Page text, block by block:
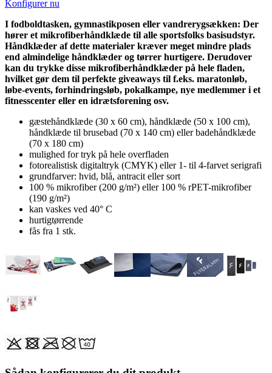
Konfigurer nu
I fodboldtasken, gymnastikposen eller vandrerygsækken: Der
hører et mikrofiberhåndklæde til alle sportsfolks basisudstyr.
Håndklæder af dette materialer kræver meget mindre plads
end almindelige håndklæder og tørrer hurtigere. Derudover
kan du trykke disse mikrofiberhåndklæder på hele fladen,
hvilket gør dem til perfekte giveaways til f.eks. maratonløb,
løbe-events, forhindringsløb, pokalkampe, nye medlemmer i et
fitnesscenter eller en idrætsforening osv.
gæstehåndklæde (30 x 60 cm), håndklæde (50 x 100 cm),
håndklæde til brusebad (70 x 140 cm) eller badehåndklæde
(70 x 180 cm)
mulighed for tryk på hele overfladen
fotorealistisk digitaltryk (CMYK) eller 1- til 4-farvet serigrafi
grundfarver: hvid, blå, antracit eller sort
100 % mikrofiber (200 g/m²) eller 100 % rPET-mikrofiber
(190 g/m²)
kan vaskes ved 40° C
hurtigtørrende
fås fra 1 stk.